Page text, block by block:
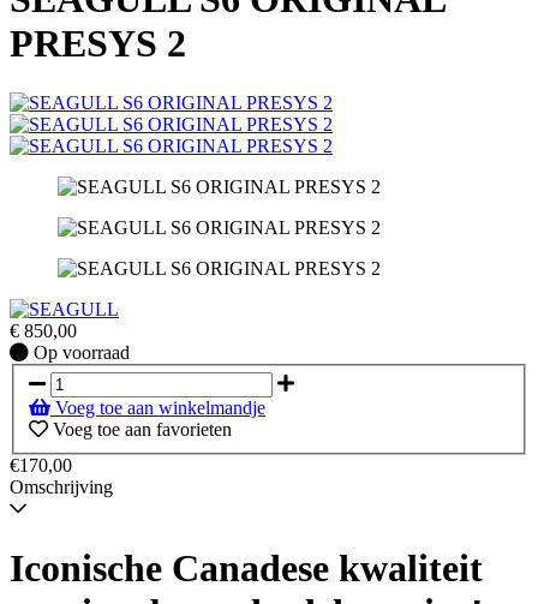
PRESYS 2
€ 850,00
Op
voorraad
Op voorraad
Voeg toe aan winkelmandje
Voeg toe aan favorieten
€170,00
Omschrijving
Iconische Canadese kwaliteit